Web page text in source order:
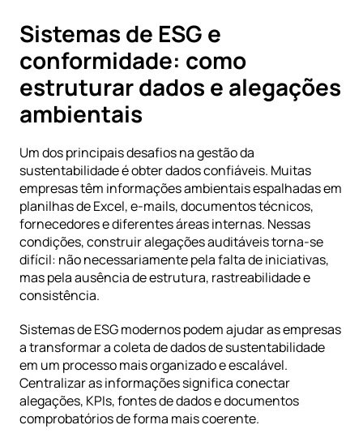
Sistemas de ESG e
conformidade: como
estruturar dados e alegações
ambientais
Um dos principais desafios na gestão da
sustentabilidade é obter dados confiáveis. Muitas
empresas têm informações ambientais espalhadas em
planilhas de Excel, e-mails, documentos técnicos,
fornecedores e diferentes áreas internas. Nessas
condições, construir alegações auditáveis torna-se
difícil: não necessariamente pela falta de iniciativas,
mas pela ausência de estrutura, rastreabilidade e
consistência.
Sistemas de ESG modernos podem ajudar as empresas
a transformar a coleta de dados de sustentabilidade
em um processo mais organizado e escalável.
Centralizar as informações significa conectar
alegações, KPIs, fontes de dados e documentos
comprobatórios de forma mais coerente.